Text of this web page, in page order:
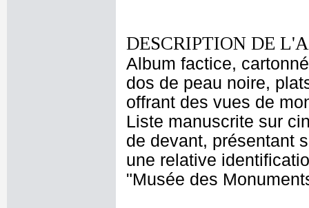
DESCRIPTION DE
Album factice,
dos de peau noire,
offrant des vues de
Liste manuscrite sur
de devant, présentant
une relative
"Musée des